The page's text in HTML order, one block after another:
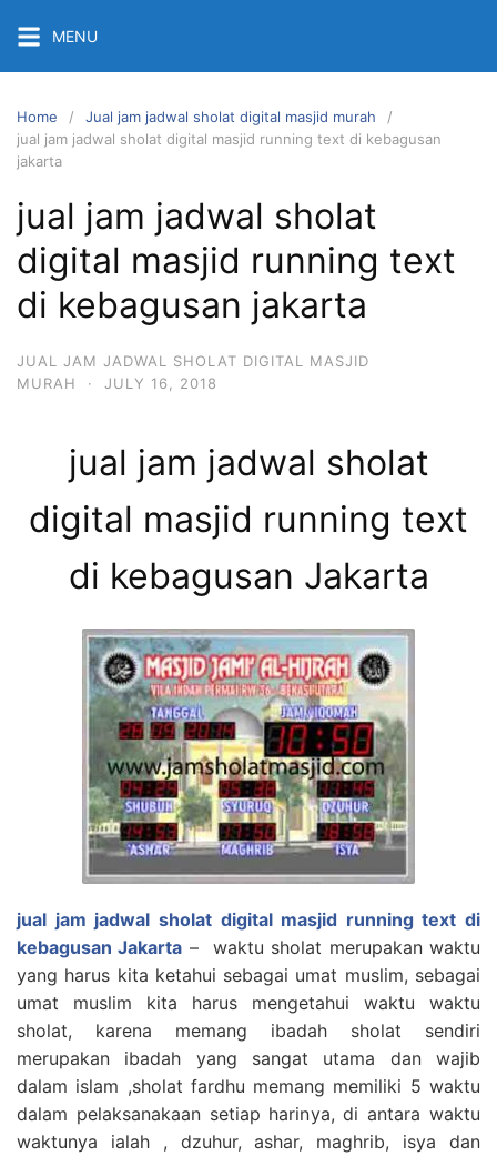
content
MENU
Home
Jual jam jadwal sholat digital masjid murah
jual jam jadwal sholat digital masjid running text di kebagusan
jakarta
jual jam jadwal sholat
digital masjid running text
di kebagusan jakarta
JUAL JAM JADWAL SHOLAT DIGITAL MASJID
MURAH
· JULY 16, 2018
jual jam jadwal sholat
digital masjid running text
di kebagusan Jakarta
jual jam jadwal sholat digital masjid running text di
kebagusan Jakarta – waktu sholat merupakan waktu
yang harus kita ketahui sebagai umat muslim, sebagai
umat muslim kita harus mengetahui waktu waktu
sholat, karena memang ibadah sholat sendiri
merupakan ibadah yang sangat utama dan wajib
dalam islam ,sholat fardhu memang memiliki 5 waktu
dalam pelaksanakaan setiap harinya, di antara waktu
waktunya ialah , dzuhur, ashar, maghrib, isya dan